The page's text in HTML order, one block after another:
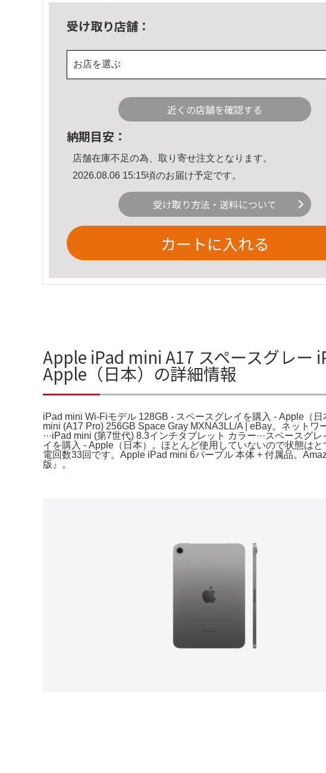
受け取り店舗：
お店を選ぶ
近くの店舗を確認する
納期目安：
店舗在庫不足の為、取り寄せ注文となります。
2026.08.06 15:15頃のお届け予定です。
受け取り方法・送料について
カートに入れる
Apple iPad mini A17 スペースグレー
Apple（日本）の詳細情報
iPad mini Wi‑Fiモデル 128GB - スペースグレイを購入 - Apple（
mini (A17 Pro) 256GB Space Gray MXNA3LL/A | eBay。ネットワー
···iPad mini (第7世代) 8.3インチタブレット カラー···スペース
イを購入 - Apple（日本）。ほとんど使用していないので状態は
電回数33回です。Apple iPad mini 6パープル 本体 + 付属品。
版』。